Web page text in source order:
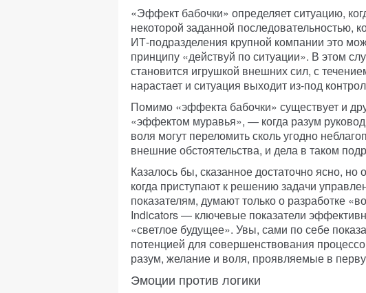
«Эффект бабочки» определяет ситуацию,
некоторой заданной последовательностью,
ИТ-подразделения крупной компании это
принципу «действуй по ситуации». В этом
становится игрушкой внешних сил, с
нарастает и ситуация выходит из-под
Помимо «эффекта бабочки» существует и
«эффектом муравья», — когда разум
воля могут переломить сколь угодно
внешние обстоятельства, и дела в таком
Казалось бы, сказанное достаточно ясно, но
когда приступают к решению задачи
показателям, думают только о разработке
Indicators — ключевые показатели
«светлое будущее». Увы, сами по себе
потенцией для совершенствования
разум, желание и воля, проявляемые в
Эмоции против логики